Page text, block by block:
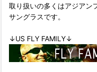
取り扱いの多くはアジアン
サングラスです。
↓US FLY FAMILY↓